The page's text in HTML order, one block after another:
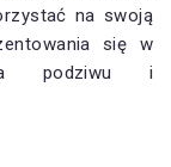
na swoją
się w
podziwu i